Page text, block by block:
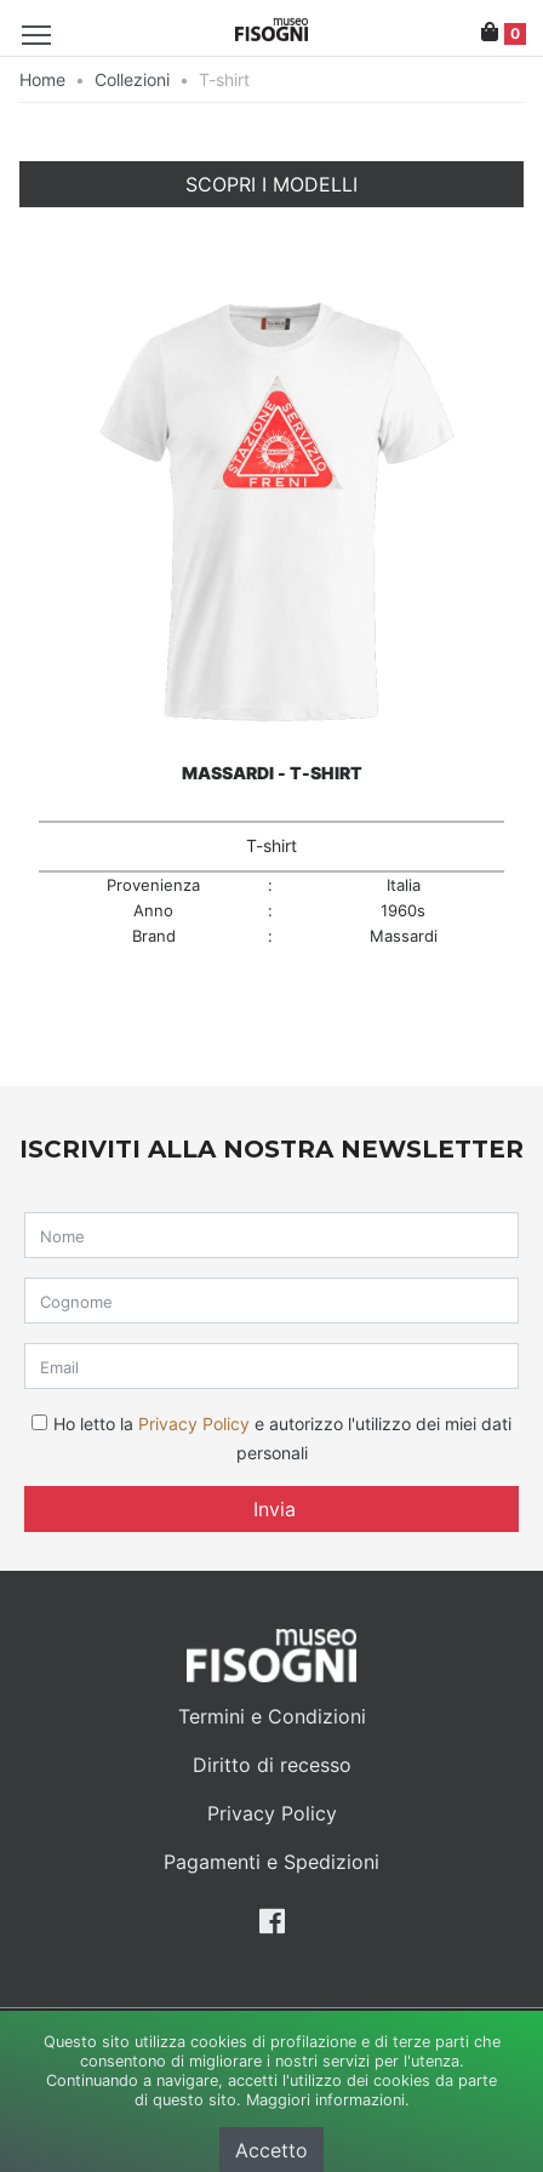
0
Home • Collezioni • T-shirt
SCOPRI I MODELLI
MASSARDI - T-SHIRT
T-shirt
Provenienza :
Italia
Anno
:
1960s
Brand
: Massardi
ISCRIVITI ALLA NOSTRA NEWSLETTER
Ho letto la Privacy Policy e autorizzo l'utilizzo dei miei dati
personali
Invia
Termini e Condizioni
Diritto di recesso
Privacy Policy
Pagamenti e Spedizioni
Creato e gestito da:LipsiaGROUP S.r.l. Unipersonale-Via Galli
35/37 - 21049 Tradate Varese P.IVA 02944320122 - Capitale
Sociale 30.000 i.v.
© Copyright 2026. Tutti i diritti riservati.
Cookie Policy
Questo sito utilizza cookies di profilazione e di terze parti che
consentono di migliorare i nostri servizi per l'utenza.
Continuando a navigare, accetti l'utilizzo dei cookies da parte
di questo sito. Maggiori informazioni.
Accetto